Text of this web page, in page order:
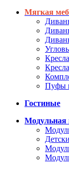
Мягкая
Кресла
Пуфы
Гостиные
Модульная